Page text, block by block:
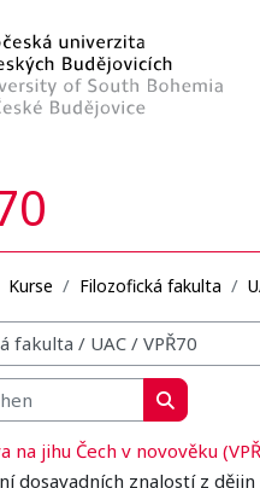
Kurse Filozofická fakulta
Kurse
na jihu Čech v novověku
dosavadních znalostí z